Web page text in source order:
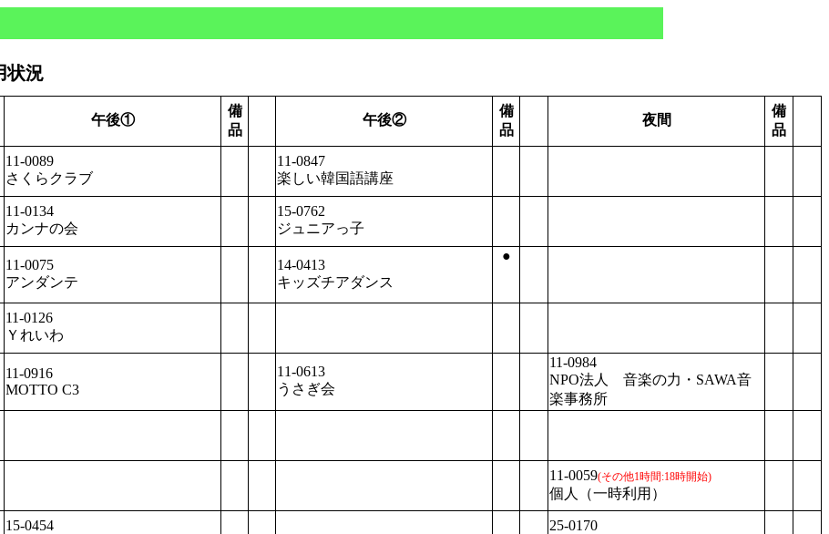
状況
午後①
備
品
午後②
備
品
夜間
備
品
11-0089
さくらクラブ
11-0847
楽しい韓国語講座
11-0134
カンナの会
15-0762
ジュニアっ子
11-0075
アンダンテ
14-0413
キッズチアダンス
●
11-0126
Ｙれいわ
11-0916
MOTTO C3
11-0613
うさぎ会
11-0984
NPO法人 音楽の力・SAWA音
楽事務所
11-0059(その他1時間:18時開始)
個人（一時利用）
15-0454
25-0170